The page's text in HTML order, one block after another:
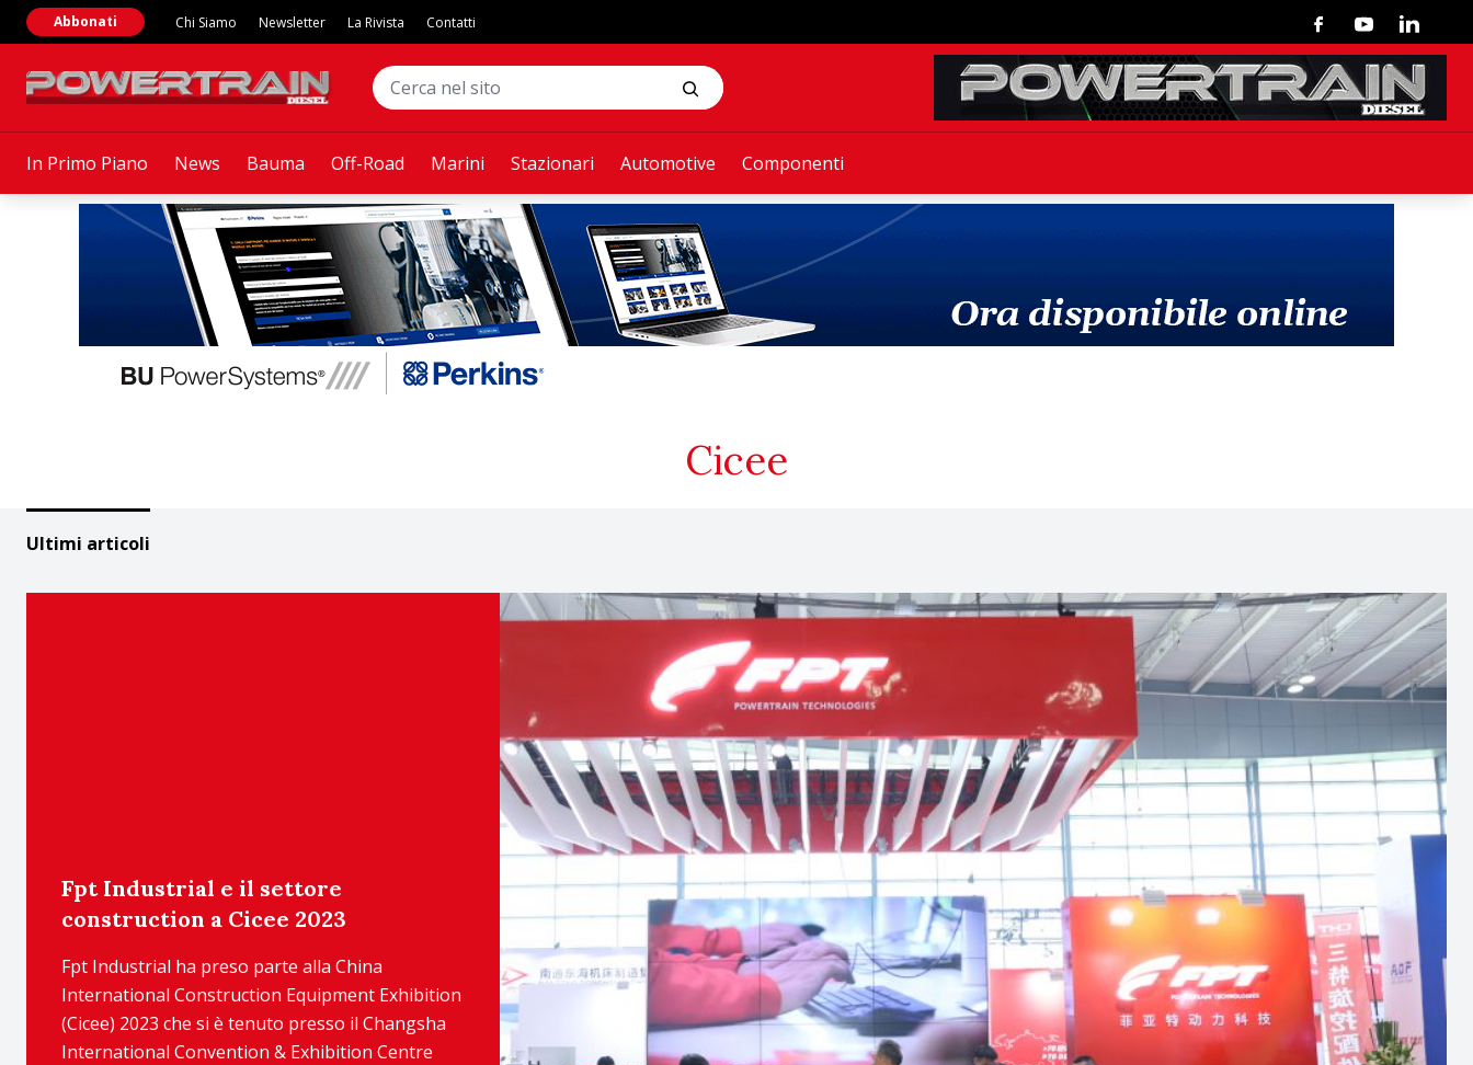
In Primo Piano News Bauma Off-Road Marini Stazionari Automotive Componenti
Abbonati Chi Siamo Newsletter La Rivista Contatti FacebookYoutubeLinkedin
Cicee
Ultimi articoli
Fpt Industrial e il settore
construction a Cicee 2023
Fpt Industrial ha preso parte alla China
International Construction Equipment Exhibition
(Cicee) 2023 che si è tenuto presso il Changsha
International Convention & Exhibition Centre